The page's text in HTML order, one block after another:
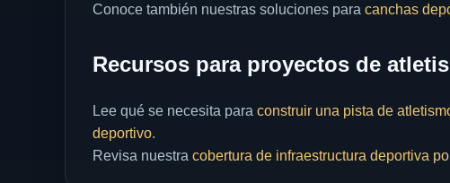
Conoce también nuestras soluciones para canchas
Recursos para proyectos de
Lee qué se necesita para construir una pista de
deportivo.
Revisa nuestra cobertura de infraestructura deportiva